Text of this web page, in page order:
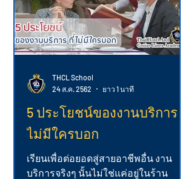
5 ประโยชน์ของงานบริการ ที่
ไม่มีใครบอก
เรียนเพื่อต่อยอดสู่สายอาชีพอื่น งาน
บริการจริงๆ นั้นไม่ใช่แค่อยู่ในร้าน
THCL School
24 ส.ค. 2562
ยาว 1 นาที